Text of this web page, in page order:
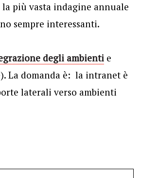
la più vasta indagine annuale
sempre interessanti.
degli ambientie
La domanda è: la intranet è
laterali verso ambienti